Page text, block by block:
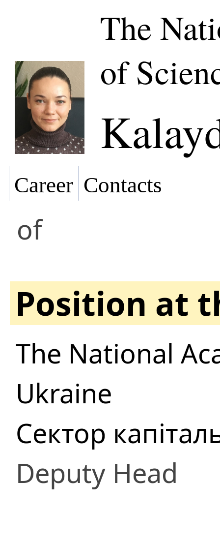
The
of
Career Contacts
of
Position at
The National
Ukraine
Сектор
Deputy Head